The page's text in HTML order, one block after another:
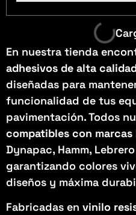
En nuestra tienda
adhesivos de alta
diseñadas para
funcionalidad de tus
pavimentación. Todos
compatibles con marcas
Dynapac, Hamm,
garantizando colores
diseños y máxima
Fabricadas en vinilo